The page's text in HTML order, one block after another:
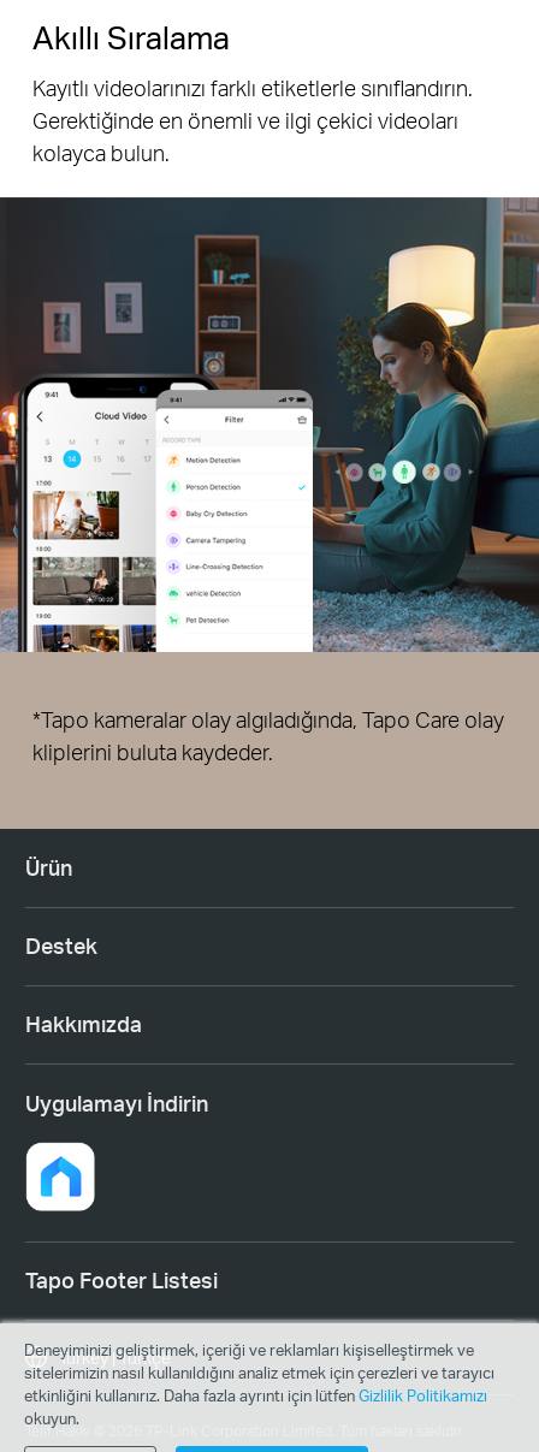
Akıllı Sıralama
Kayıtlı videolarınızı farklı etiketlerle sınıflandırın.
Gerektiğinde en önemli ve ilgi çekici videoları
kolayca bulun.
*Tapo kameralar olay algıladığında, Tapo Care olay
kliplerini buluta kaydeder.
Ürün
Destek
Hakkımızda
Uygulamayı İndirin
Tapo Footer Listesi
Telif Hakkı © 2026 TP-Link Corporation Limited. Tüm hakları saklıdır.
Turkey | Türkçe
Deneyiminizi geliştirmek, içeriği ve reklamları kişiselleştirmek ve
sitelerimizin nasıl kullanıldığını analiz etmek için çerezleri ve tarayıcı
etkinliğini kullanırız. Daha fazla ayrıntı için lütfenGizlilik Politikamızı
okuyun.